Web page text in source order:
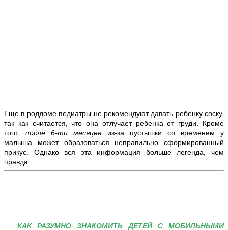
Еще в роддоме педиатры не рекомендуют давать ребенку соску,
так как считается, что она отлучает ребенка от груди. Кроме
того,после6-ти месяцев из-за пустышки со временем у
малыша может образоваться неправильно сформированный
прикус. Однако вся эта информация больше легенда, чем
правда.
КАК РАЗУМНО ЗНАКОМИТЬ ДЕТЕЙ С МОБИЛЬНЫМИ